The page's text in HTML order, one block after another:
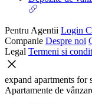
Pentru Agentii Login
Companie Despre noi
Legal Termeni si
expand apartments for
Apartamente de